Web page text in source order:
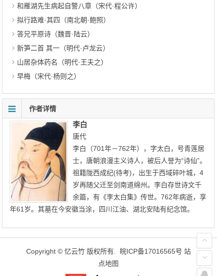
和雁湖先生病起自警八章（宋代·程公许）
拟行路难·其四（南北朝·鲍照）
答兄平原诗（魏晋·陆云）
新笋二首 其一（明代·卢龙云）
山居杂体药名（明代·王夫之）
早梅（宋代·杨则之）
作者详情
李白
唐代
李白（701年－762年），字太白，号青莲居
士，唐朝浪漫主义诗人，被后人誉为“诗仙”。
祖籍陇西成纪(待考)，出生于西域碎叶城，4
岁再随父迁至剑南道绵州。李白存世诗文千
余篇，有《李太白集》传世。762年病逝，享
年61岁。其墓在今安徽当涂，四川江油、湖北安陆有纪念馆。
Copyright © 忆云竹 版权所有. 皖ICP备17016565号 站
点地图